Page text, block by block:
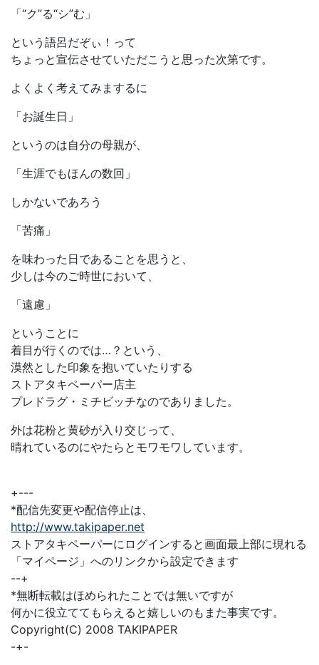
「“ク”る“シ”む」
という語呂だぞぃ！って
ちょっと宣伝させていただこうと思った次第です。
よくよく考えてみまするに
「お誕生日」
というのは自分の母親が、
「生涯でもほんの数回」
しかないであろう
「苦痛」
を味わった日であることを思うと、
少しは今のご時世において、
「遠慮」
ということに
着目が行くのでは…？という、
漠然とした印象を抱いていたりする
ストアタキペーパー店主
プレドラグ・ミチビッチなのでありました。
外は花粉と黄砂が入り交じって、
晴れているのにやたらとモワモワしています。
+---
*配信先変更や配信停止は、
http://www.takipaper.net
ストアタキペーパーにログインすると画面最上部に現れる
「マイページ」へのリンクから設定できます
--+
*無断転載はほめられたことでは無いですが
何かに役立ててもらえると嬉しいのもまた事実です。
Copyright(C) 2008 TAKIPAPER
-+-